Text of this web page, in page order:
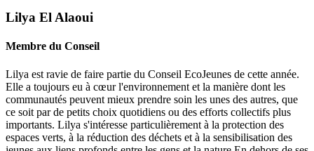
Lilya El Alaoui
Membre du Conseil
Lilya est ravie de faire partie du Conseil EcoJeunes de cette année.
Elle a toujours eu à cœur l'environnement et la manière dont les
communautés peuvent mieux prendre soin les unes des autres, que
ce soit par de petits choix quotidiens ou des efforts collectifs plus
importants. Lilya s'intéresse particulièrement à la protection des
espaces verts, à la réduction des déchets et à la sensibilisation des